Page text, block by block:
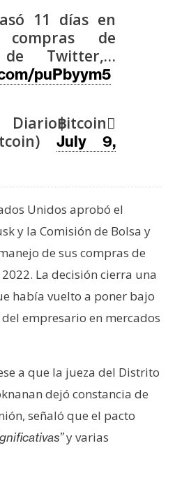
11 días en
compras de
de Twitter,…
puPbyym5
฿itcoin
July 9,
Unidos aprobó el
y la Comisión de Bolsa y
de sus compras de
La decisión cierra una
había vuelto a poner bajo
empresario en mercados
a que la jueza del Distrito
dejó constancia de
señaló que el pacto
y varias